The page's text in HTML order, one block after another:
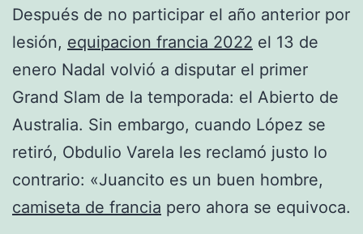
Después de no participar el año anterior por
lesión, equipacion francia 2022 el 13 de
enero Nadal volvió a disputar el primer
Grand Slam de la temporada: el Abierto de
Australia. Sin embargo, cuando López se
retiró, Obdulio Varela les reclamó justo lo
contrario: «Juancito es un buen hombre,
camiseta de francia pero ahora se equivoca.